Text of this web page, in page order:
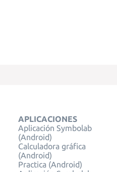
APLICACIONES
Aplicación Symbolab
(Android)
Calculadora gráfica
(Android)
Practica (Android)